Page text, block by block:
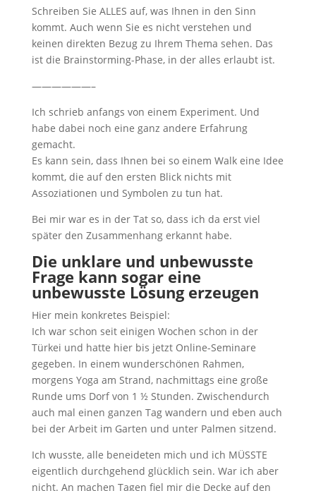
Schreiben Sie ALLES auf, was Ihnen in den Sinn
kommt. Auch wenn Sie es nicht verstehen und
keinen direkten Bezug zu Ihrem Thema sehen. Das
ist die Brainstorming-Phase, in der alles erlaubt ist.
——————–
Ich schrieb anfangs von einem Experiment. Und
habe dabei noch eine ganz andere Erfahrung
gemacht.
Es kann sein, dass Ihnen bei so einem Walk eine Idee
kommt, die auf den ersten Blick nichts mit
Assoziationen und Symbolen zu tun hat.
Bei mir war es in der Tat so, dass ich da erst viel
später den Zusammenhang erkannt habe.
Die unklare und unbewusste
Frage kann sogar eine
unbewusste Lösung erzeugen
Hier mein konkretes Beispiel:
Ich war schon seit einigen Wochen schon in der
Türkei und hatte hier bis jetzt Online-Seminare
gegeben. In einem wunderschönen Rahmen,
morgens Yoga am Strand, nachmittags eine große
Runde ums Dorf von 1 ½ Stunden. Zwischendurch
auch mal einen ganzen Tag wandern und eben auch
bei der Arbeit im Garten und unter Palmen sitzend.
Ich wusste, alle beneideten mich und ich MÜSSTE
eigentlich durchgehend glücklich sein. War ich aber
nicht. An machen Tagen fiel mir die Decke auf den